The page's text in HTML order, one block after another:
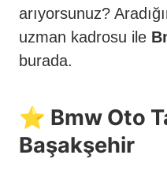
arıyorsunuz?
uzman kadrosu ile
burada.
⭐️ Bmw Oto
Başakşehir